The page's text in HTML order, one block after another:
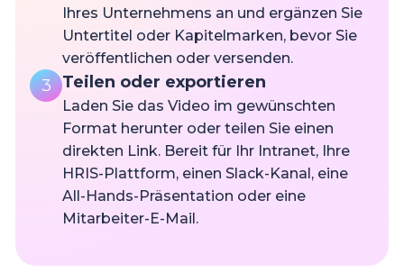
Ihres Unternehmens an und ergänzen Sie
Untertitel oder Kapitelmarken, bevor Sie
veröffentlichen oder versenden.
3 Teilen oder exportieren
Laden Sie das Video im gewünschten
Format herunter oder teilen Sie einen
direkten Link. Bereit für Ihr Intranet, Ihre
HRIS-Plattform, einen Slack-Kanal, eine
All-Hands-Präsentation oder eine
Mitarbeiter-E-Mail.